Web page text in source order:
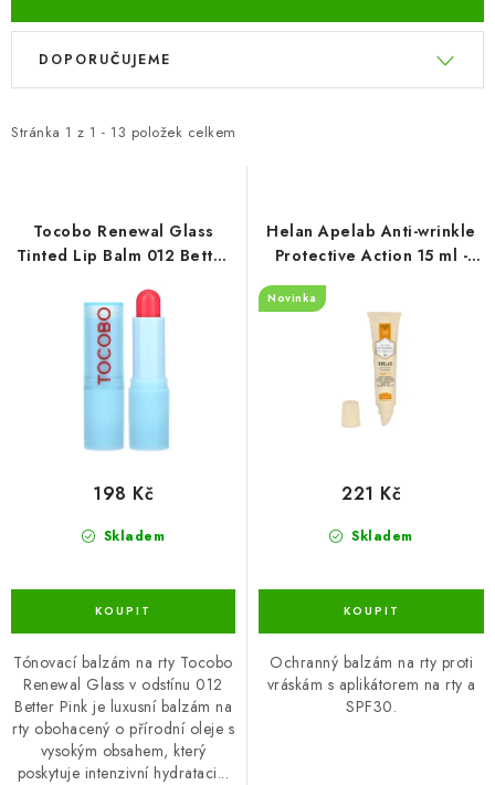
V
i
o
Stránka 1 z 1 - 13 položek celkem
Ř
e
r
DOPORUČUJEME
Tocobo Renewal Glass
Tinted Lip Balm 012 Better
Skladem
198 Kč
Tónovací balzám na rty Tocobo
Renewal Glass v odstínu 012
Better Pink je luxusní balzám na
rty obohacený o přírodní oleje s
vysokým obsahem, který
poskytuje intenzivní hydrataci...
Helan Apelab Anti-wrinkle
Protective Action 15 ml -
balzám na rty
Novinka
Skladem
221 Kč
Ochranný balzám na rty proti
vráskám s aplikátorem na rty a
SPF30.